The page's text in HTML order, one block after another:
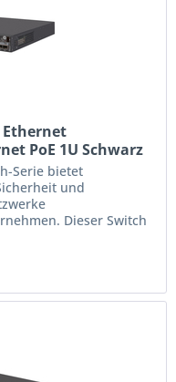
Ethernet
PoE 1U Schwarz
Serie bietet
und
Dieser Switch